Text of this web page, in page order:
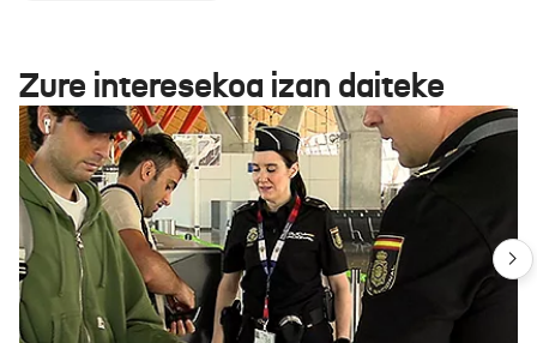
Zure interesekoa izan daiteke